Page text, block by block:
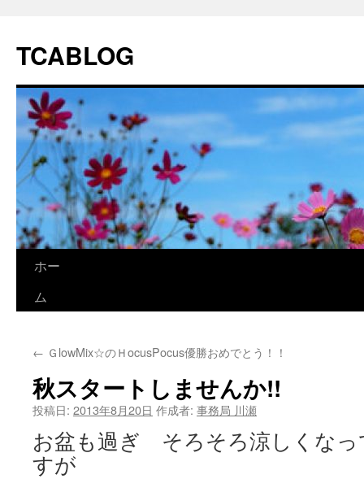
TCABLOG
ン
ツ
へ
ス
ホー
ム
← ＧlowMix☆のＨocusPocus優勝おめでとう！！
秋スタートしませんか!!
投稿日: 2013年8月20日 作成者: 事務局 川瀬
お盆も過ぎ そろそろ涼しくなっ
すが